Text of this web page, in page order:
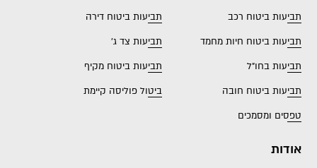
תביעות ביטוח רכב
תביעות ביטוח דירה
תביעות ביטוח חיות מחמד
תביעות צד ג'
תביעות בחו"ל
תביעות ביטוח מקיף
תביעות ביטוח חובה
ביטול פוליסה קיימת
טפסים ומסמכים
אודות